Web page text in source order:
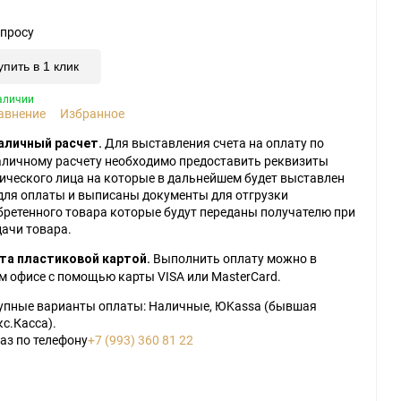
Прочие степени фильтрации
в 1 клик
Избранное
расчет. Для выставления счета на оплату по
расчету необходимо предоставить реквизиты
лица на которые в дальнейшем будет выставлен
оплаты и выписаны документы для отгрузки
товара которые будут переданы получателю при
товара.
пластиковой картой. Выполнить оплату можно в
офисе с помощью карты VISA или MasterCard.
варианты оплаты: Наличные, ЮKassa (бывшая
по телефону+7 (993) 360 81 22